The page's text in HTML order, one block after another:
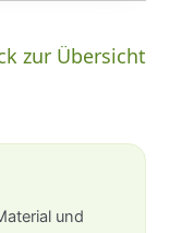
zur Übersicht
und